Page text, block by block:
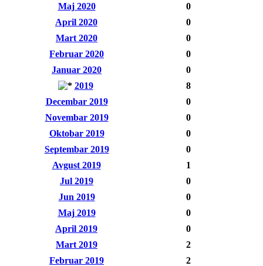
Maj 2020
0
April 2020
0
Mart 2020
0
Februar 2020
0
Januar 2020
0
2019
8
Decembar 2019
0
Novembar 2019
0
Oktobar 2019
0
Septembar 2019
0
Avgust 2019
1
Jul 2019
0
Jun 2019
0
Maj 2019
0
April 2019
0
Mart 2019
2
Februar 2019
2